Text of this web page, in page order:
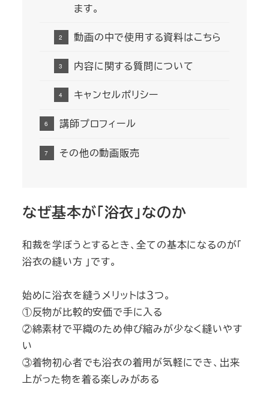
ます。
動画の中で使用する資料はこちら
内容に関する質問について
キャンセルポリシー
講師プロフィール
その他の動画販売
なぜ基本が「浴衣」なのか
和裁を学ぼうとするとき、全ての基本になるのが「
浴衣の縫い方 」です。
始めに浴衣を縫うメリットは３つ。
①反物が比較的安価で手に入る
②綿素材で平織のため伸び縮みが少なく縫いやす
い
③着物初心者でも浴衣の着用が気軽にでき、出来
上がった物を着る楽しみがある